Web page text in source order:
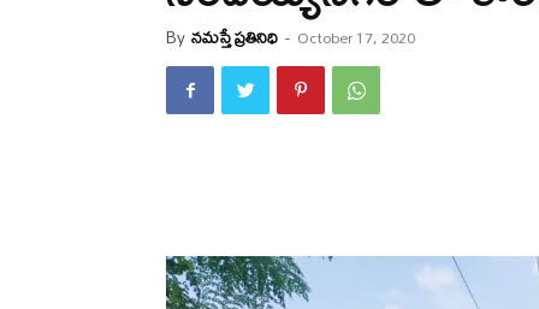
Byనమస్తే ప్రతినిధి - October 17, 2020